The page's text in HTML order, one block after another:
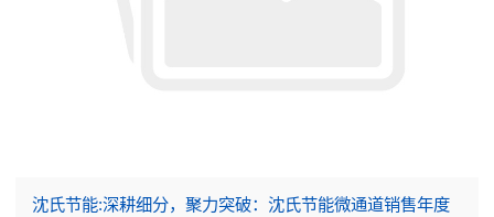
沈氏节能:深耕细分，聚力突破：沈氏节能微通道销售年度